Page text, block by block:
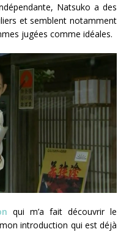
Natsuko a des
et semblent notamment
jugées comme idéales.
qui m’a fait découvrir le
introduction qui est déjà